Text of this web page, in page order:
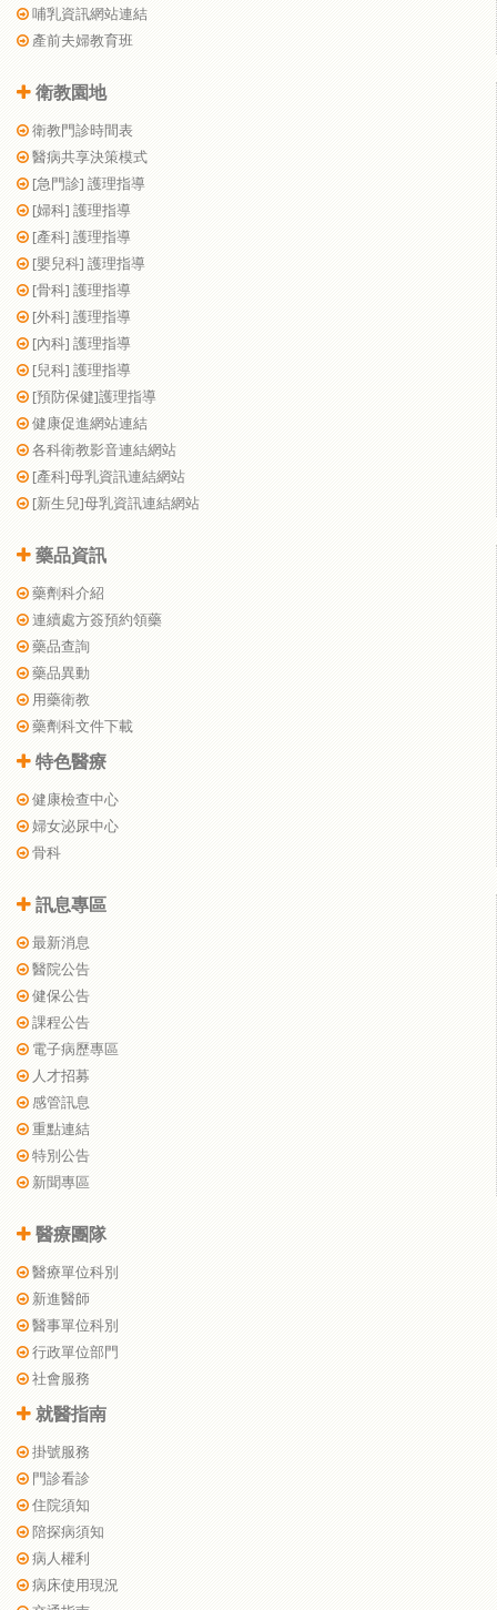
哺乳資訊網站連結
產前夫婦教育班
衛教園地
衛教門診時間表
醫病共享決策模式
[急門診] 護理指導
[婦科] 護理指導
[產科] 護理指導
[嬰兒科] 護理指導
[骨科] 護理指導
[外科] 護理指導
[內科] 護理指導
[兒科] 護理指導
[預防保健]護理指導
健康促進網站連結
各科衛教影音連結網站
[產科]母乳資訊連結網站
[新生兒]母乳資訊連結網站
藥品資訊
藥劑科介紹
連續處方簽預約領藥
藥品查詢
藥品異動
用藥衛教
藥劑科文件下載
特色醫療
健康檢查中心
婦女泌尿中心
骨科
訊息專區
最新消息
醫院公告
健保公告
課程公告
電子病歷專區
人才招募
感管訊息
重點連結
特別公告
新聞專區
醫療團隊
醫療單位科別
新進醫師
醫事單位科別
行政單位部門
社會服務
就醫指南
掛號服務
門診看診
住院須知
陪探病須知
病人權利
病床使用現況